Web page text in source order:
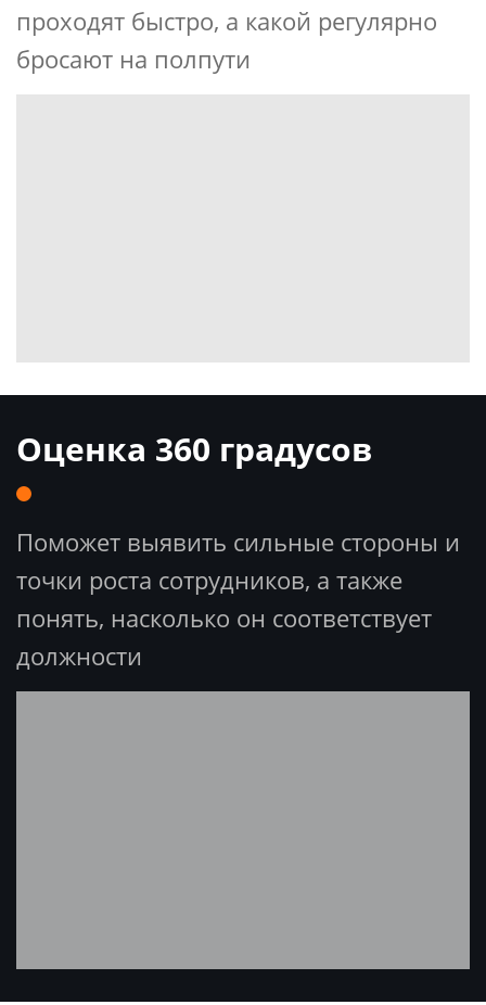
проходят быстро, а какой регулярно
бросают на полпути
Оценка 360 градусов
Поможет выявить сильные стороны и
точки роста сотрудников, а также
понять, насколько он соответствует
должности